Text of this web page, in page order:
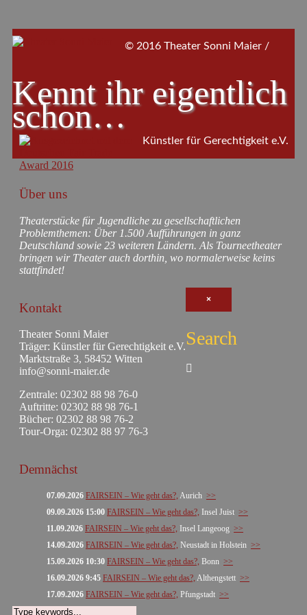
Kennt ihr eigentlich
schon…
Über uns
Theaterstücke für Jugendliche zu gesellschaftlichen
Problemthemen: Über 1.500 Aufführungen in ganz
Deutschland sowie 23 weiteren Ländern. Als Tourneetheater
bringen wir Theater auch dorthin, wo normalerweise keins
stattfindet!
Kontakt
Theater Sonni Maier
Träger: Künstler für Gerechtigkeit e.V.
Marktstraße 3, 58452 Witten
info@sonni-maier.de
Zentrale: 02302 88 98 76-0
Auftritte: 02302 88 98 76-1
Bücher: 02302 88 98 76-2
Tour-Orga: 02302 88 97 76-3
Demnächst
07.09.2026 FAIRSEIN – Wie geht das?, Aurich >>
09.09.2026 15:00 FAIRSEIN – Wie geht das?, Insel Juist >>
11.09.2026 FAIRSEIN – Wie geht das?, Insel Langeoog >>
14.09.2026 FAIRSEIN – Wie geht das?, Neustadt in Holstein >>
15.09.2026 10:30 FAIRSEIN – Wie geht das?, Bonn >>
16.09.2026 9:45 FAIRSEIN – Wie geht das?, Althengstett >>
17.09.2026 FAIRSEIN – Wie geht das?, Pfungstadt >>
© 2016 Theater Sonni Maier /
Künstler für Gerechtigkeit e.V.
×
Search